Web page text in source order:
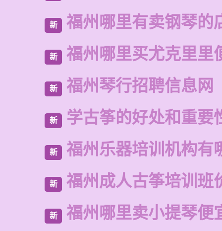
新 福州哪里有卖钢琴的
新 福州哪里买尤克里里
新 福州琴行招聘信息网
新 学古筝的好处和重要
新 福州乐器培训机构有
新 福州成人古筝培训班
新 福州哪里卖小提琴便